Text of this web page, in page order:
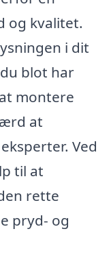
og kvalitet.
i dit
blot har
montere
at
Ved
til at
rette
pryd- og